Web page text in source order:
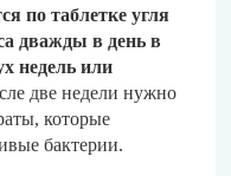
по таблетке угля
дважды в день в
недель или
две недели нужно
которые
бактерии.